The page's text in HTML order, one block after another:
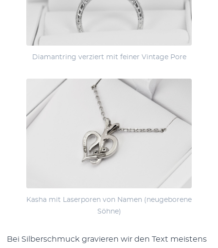
Diamantring verziert mit feiner Vintage Pore
Kasha mit Laserporen von Namen (neugeborene
Söhne)
Bei Silberschmuck gravieren wir den Text meistens